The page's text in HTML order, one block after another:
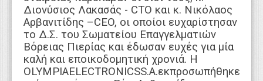
Διονύσιος Λακασάς - CTO και κ. Νικόλαος
Αρβανιτίδης –CEO, οι οποίοι ευχαρίστησαν
το Δ.Σ. του Σωματείου Επαγγελματιών
Βόρειας Πιερίας και έδωσαν ευχές για μία
καλή και εποικοδομητική χρονιά. Η
OLYMPIAELECTRONICSS.A.εκπροσωπήθηκε